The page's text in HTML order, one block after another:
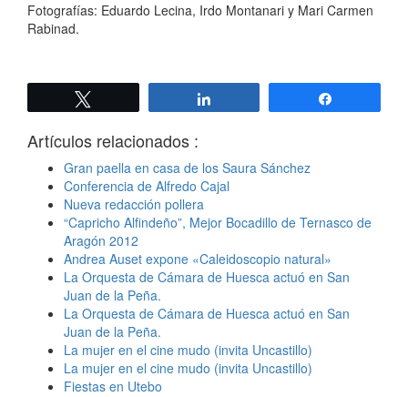
Fotografías: Eduardo Lecina, Irdo Montanari y Mari Carmen
Rabinad.
Artículos relacionados :
Gran paella en casa de los Saura Sánchez
Conferencia de Alfredo Cajal
Nueva redacción pollera
“Capricho Alfindeño”, Mejor Bocadillo de Ternasco de
Aragón 2012
Andrea Auset expone «Caleidoscopio natural»
La Orquesta de Cámara de Huesca actuó en San
Juan de la Peña.
La Orquesta de Cámara de Huesca actuó en San
Juan de la Peña.
La mujer en el cine mudo (invita Uncastillo)
La mujer en el cine mudo (invita Uncastillo)
Fiestas en Utebo